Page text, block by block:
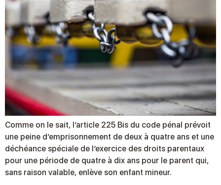
Comme on le sait, l’article 225 Bis du code pénal prévoit
une peine d’emprisonnement de deux à quatre ans et une
déchéance spéciale de l’exercice des droits parentaux
pour une période de quatre à dix ans pour le parent qui,
sans raison valable, enlève son enfant mineur.